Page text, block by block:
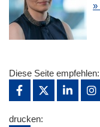
»
Diese Seite empfehlen:
drucken: